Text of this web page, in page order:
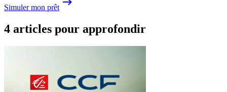
Simuler mon prêt
4 articles pour approfondir